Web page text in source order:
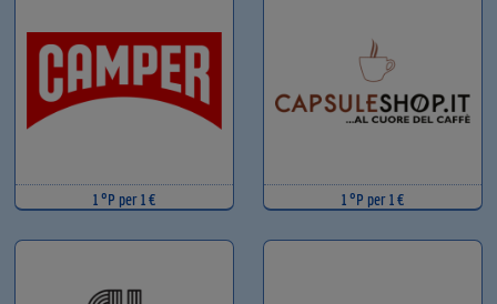
1 °P per 1 € 1 °P per 1 €